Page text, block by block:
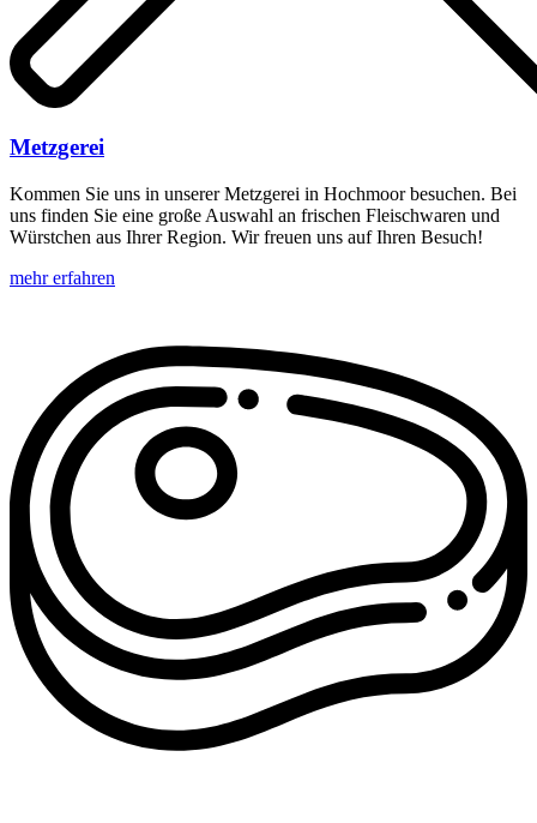
Metzgerei
Kommen Sie uns in unserer Metzgerei in Hochmoor besuchen. Bei
uns finden Sie eine große Auswahl an frischen Fleischwaren und
Würstchen aus Ihrer Region. Wir freuen uns auf Ihren Besuch!
mehr erfahren